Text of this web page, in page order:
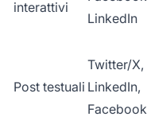
interattivi
LinkedIn
Post testuali
Twitter/X,
LinkedIn,
Facebook